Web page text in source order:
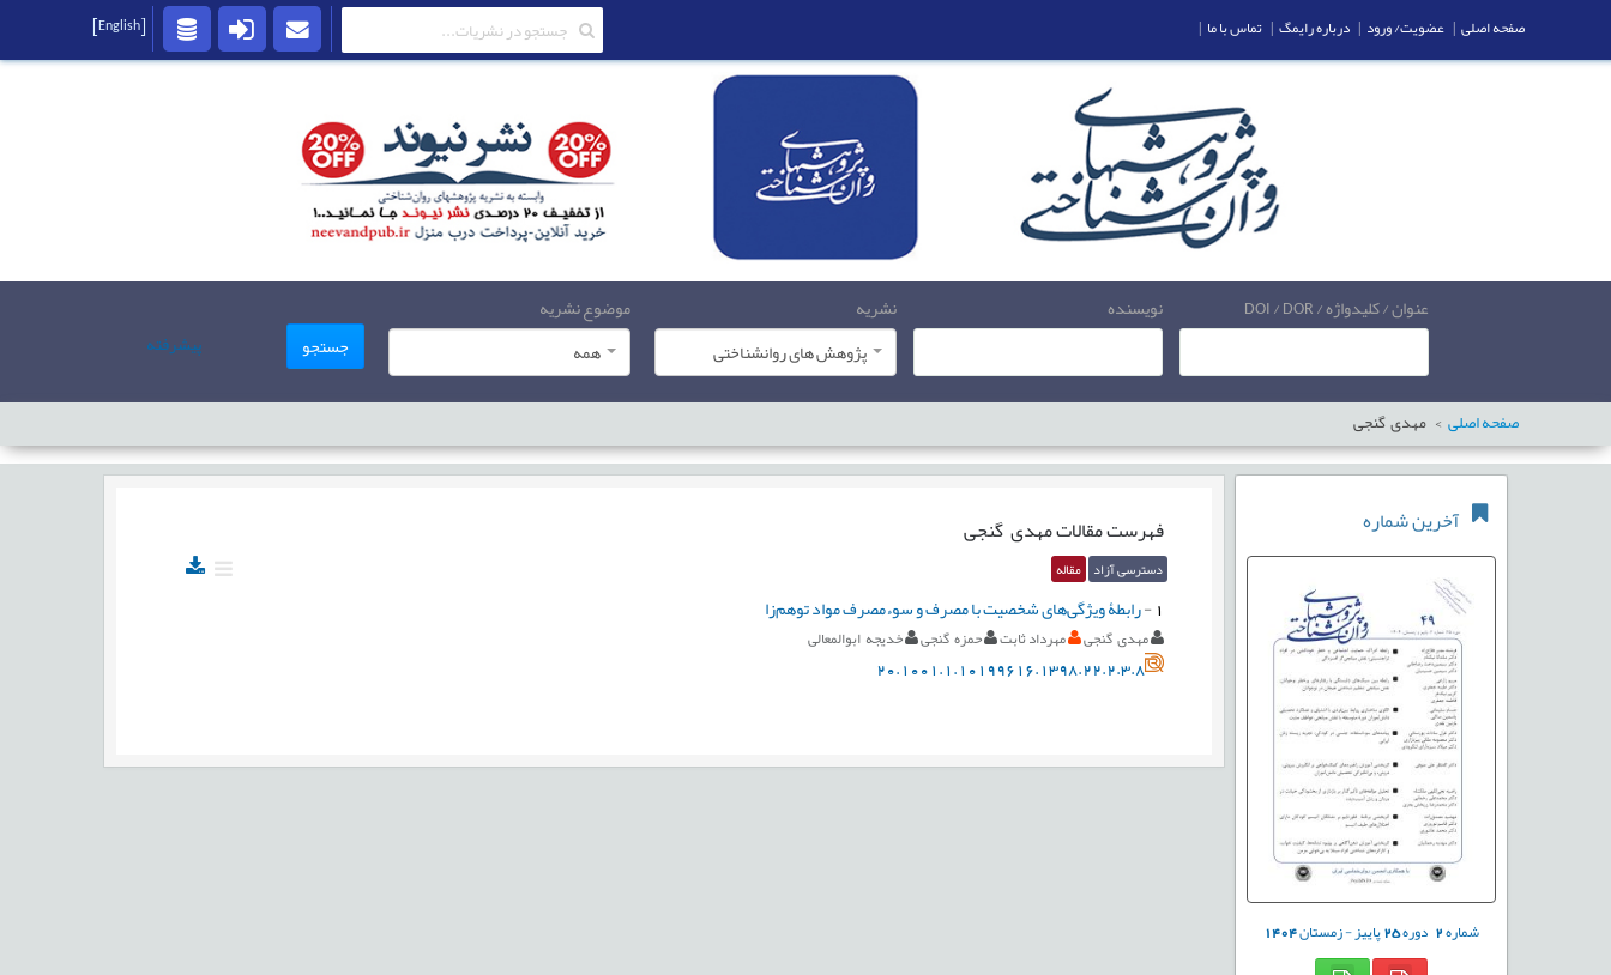
عنوان / کلیدواژه / DOI / DOR نویسنده
نشریه
پژوهش های روانشناختی
موضوع نشریه
همه
جستجو پیشرفته
صفحه اصلی مهدی گنجی
آخرین شماره
شماره2 دوره25پاییز - زمستان1404
فهرست مقالاتمهدی گنجی
دسترسی آزاد مقاله
1
-رابطۀ ویژگی‌های شخصیت با مصرف و سوءمصرف مواد توهم‌زا
مهدی گنجی مهرداد ثابت حمزه گنجی خدیجه ابوالمعالی
20.1001.1.10199616.1398.22.2.3.8
صفحه اصلی | عضویت/ ورود | درباره رایمگ | تماس با ما |
[English]